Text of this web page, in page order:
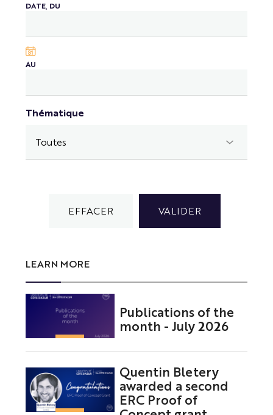
DATE, DU
AU
Thématique
LEARN MORE
Publications of the
month - July 2026
Quentin Bletery
awarded a second
ERC Proof of